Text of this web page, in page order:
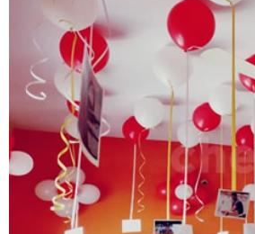
Zašto trpimo
nam štete?
Zašto se
prolaze godine